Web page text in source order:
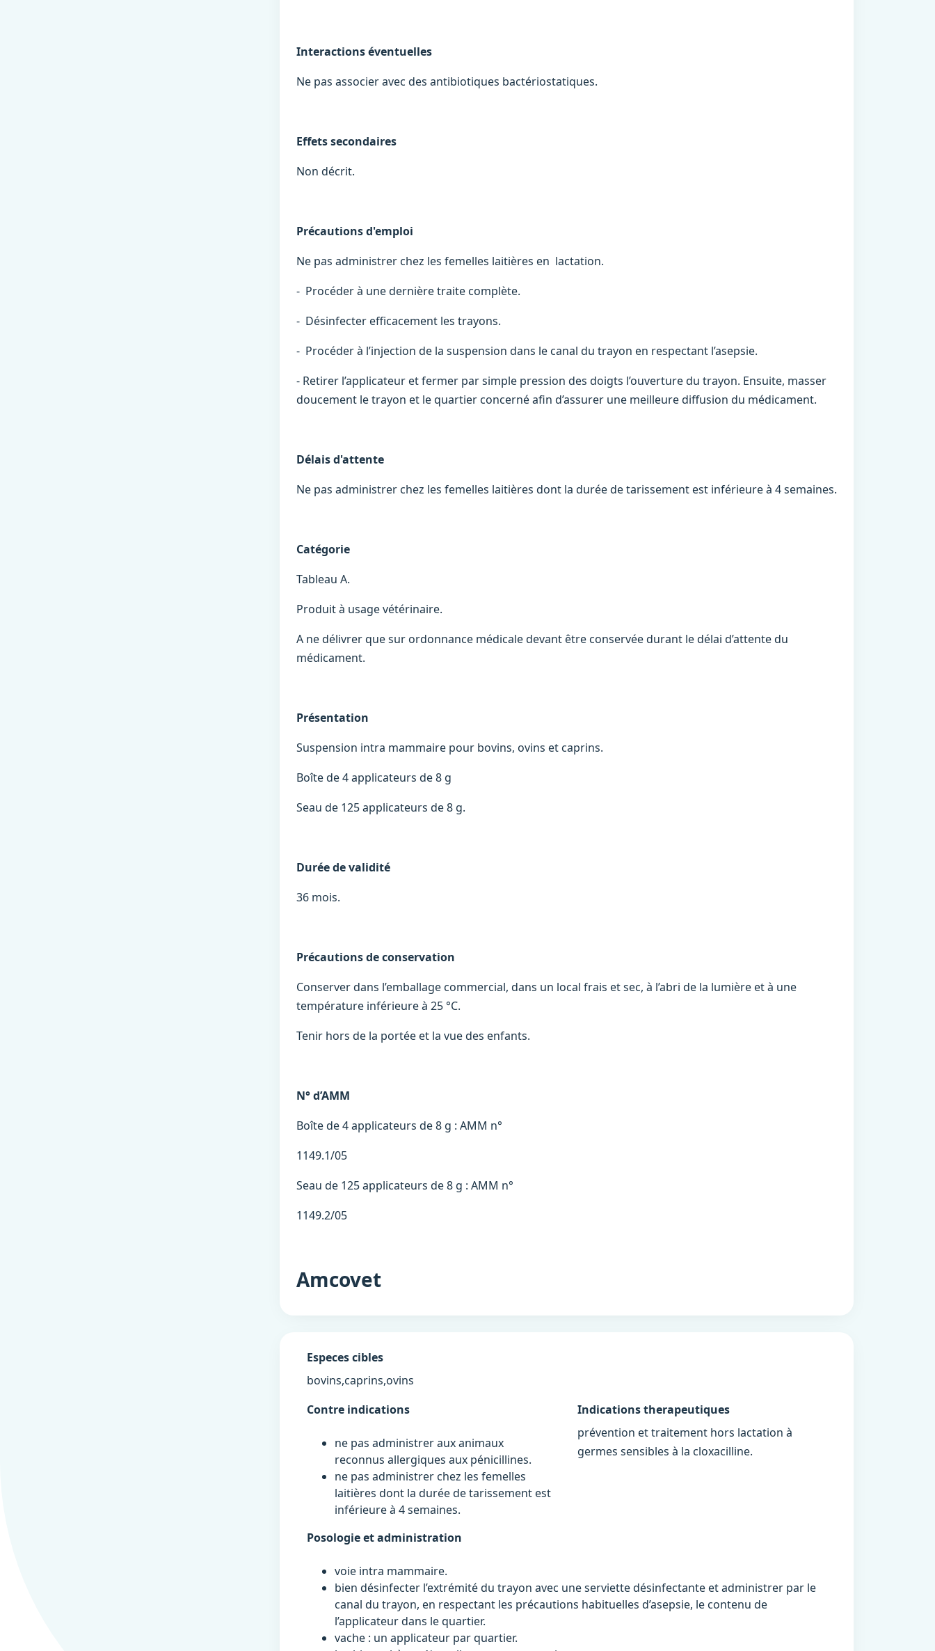
Interactions éventuelles
Ne pas associer avec des antibiotiques bactériostatiques.
Effets secondaires
Non décrit.
Précautions d'emploi
Ne pas administrer chez les femelles laitières en lactation.
- Procéder à une dernière traite complète.
- Désinfecter efficacement les trayons.
- Procéder à l’injection de la suspension dans le canal du trayon en respectant l’asepsie.
- Retirer l’applicateur et fermer par simple pression des doigts l’ouverture du trayon. Ensuite, masser
doucement le trayon et le quartier concerné afin d’assurer une meilleure diffusion du médicament.
Délais d'attente
Ne pas administrer chez les femelles laitières dont la durée de tarissement est inférieure à 4 semaines.
Catégorie
Tableau A.
Produit à usage vétérinaire.
A ne délivrer que sur ordonnance médicale devant être conservée durant le délai d’attente du
médicament.
Présentation
Suspension intra mammaire pour bovins, ovins et caprins.
Boîte de 4 applicateurs de 8 g
Seau de 125 applicateurs de 8 g.
Durée de validité
36 mois.
Précautions de conservation
Conserver dans l’emballage commercial, dans un local frais et sec, à l’abri de la lumière et à une
température inférieure à 25 °C.
Tenir hors de la portée et la vue des enfants.
N° d’AMM
Boîte de 4 applicateurs de 8 g : AMM n°
1149.1/05
Seau de 125 applicateurs de 8 g : AMM n°
1149.2/05
Amcovet
Especes cibles
bovins,caprins,ovins
Contre indications
ne pas administrer aux animaux
reconnus allergiques aux pénicillines.
ne pas administrer chez les femelles
laitières dont la durée de tarissement est
inférieure à 4 semaines.
Indications therapeutiques
prévention et traitement hors lactation à
germes sensibles à la cloxacilline.
Posologie et administration
voie intra mammaire.
bien désinfecter l’extrémité du trayon avec une serviette désinfectante et administrer par le
canal du trayon, en respectant les précautions habituelles d’asepsie, le contenu de
l’applicateur dans le quartier.
vache : un applicateur par quartier.